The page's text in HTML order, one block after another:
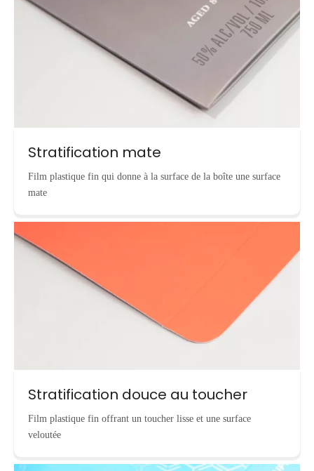
Stratification mate
Film plastique fin qui donne à la surface de la boîte une surface
mate
Stratification douce au toucher
Film plastique fin offrant un toucher lisse et une surface
veloutée